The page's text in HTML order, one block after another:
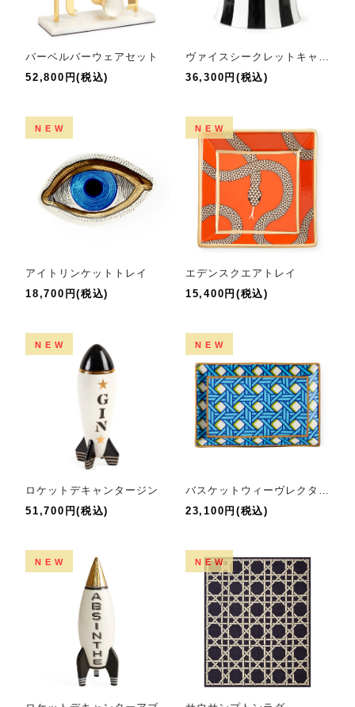
バーベルバーウェアセット
52,800円(税込)
36,300円(税込)
NEW
アイトリンケットトレイ
18,700円(税込)
NEW
エデンスクエアトレイ
15,400円(税込)
NEW
ロケットデキャンタージン
51,700円(税込)
NEW
バスケットウィーヴレクタングルトレイ
23,100円(税込)
NEW NEW